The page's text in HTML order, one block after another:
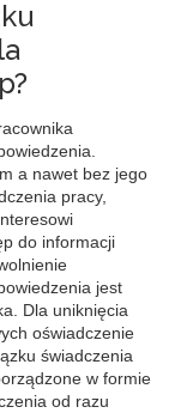
a nawet bez jego
pracy,
do informacji
jest
Dla uniknięcia
oświadczenie
świadczenia
w formie
od razu